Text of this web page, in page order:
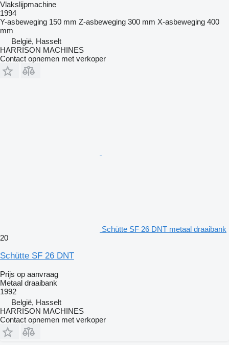
Vlakslijpmachine
1994
Y-asbeweging 150 mm Z-asbeweging 300 mm X-asbeweging 400
mm
België, Hasselt
HARRISON MACHINES
Contact opnemen met verkoper
Schütte SF 26 DNT metaal draaibank
20
Schütte SF 26 DNT
Prijs op aanvraag
Metaal draaibank
1992
België, Hasselt
HARRISON MACHINES
Contact opnemen met verkoper